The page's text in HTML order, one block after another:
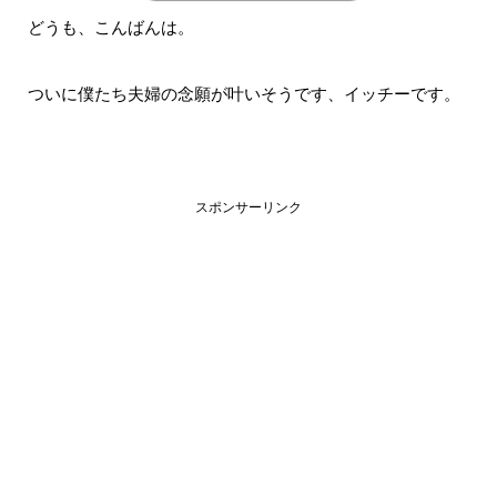
どうも、こんばんは。
ついに僕たち夫婦の念願が叶いそうです、イッチーです。
スポンサーリンク